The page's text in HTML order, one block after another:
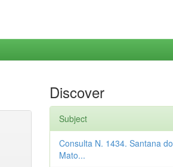
Discover
Subject
Consulta N. 1434. Santana do
Mato...